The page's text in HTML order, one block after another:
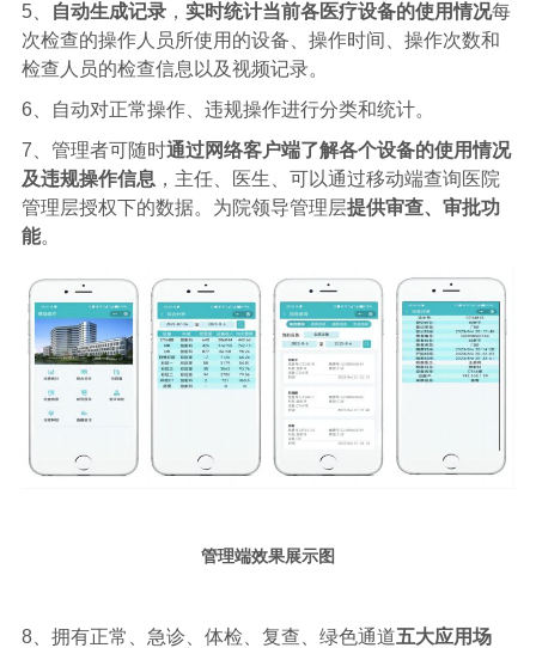
5、
自动生成记录 ， 实时统计当前各医疗设备的使用情况每
次检查的操作人员所使用的设备、操作时间、操作次数和
检查人员的检查信息以及视频记录。
6、自动对正常操作、违规操作进行分类和统计。
7、管理者可随时通过网络客户端了解各个设备的使用情况
及违规操作信息 ，主任、医生、可以通过移动端查询医院
管理层授权下的数据。为院领导管理层提供审查、审批功
能。
管理端效果展示图
8、拥有正常、急诊、体检、复查、绿色通道五大应用场